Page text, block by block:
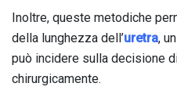
Inoltre, queste metodiche
della lunghezza dell’uretra,
può incidere sulla decisione
chirurgicamente.